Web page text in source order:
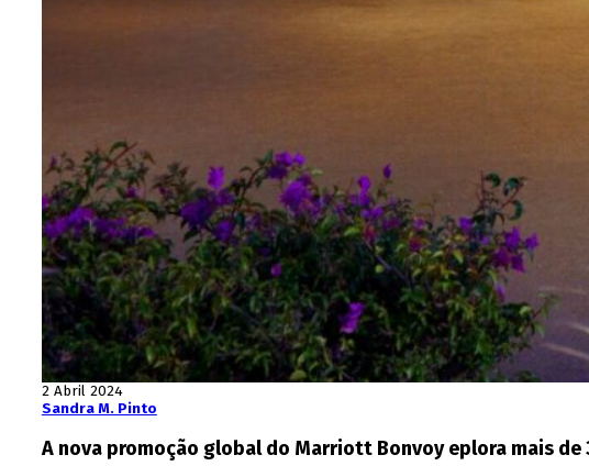
2 Abril 2024
Sandra M. Pinto
A nova promoção global do Marriott Bonvoy eplora mais